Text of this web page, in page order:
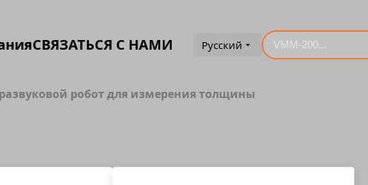
СВЯЗАТЬСЯ С НАМИ Русский
робот для измерения толщины